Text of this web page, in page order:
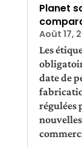
Planet
Août 17,
Les
date de
régulées